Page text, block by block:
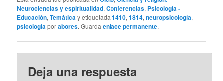
Neurociencias y espiritualidad,Conferencias, Psicología -
Educación,Temáticay etiquetada1410,1814,neuropsicología,
psicologíaporabores. Guardaenlace permanente.
Deja una respuesta